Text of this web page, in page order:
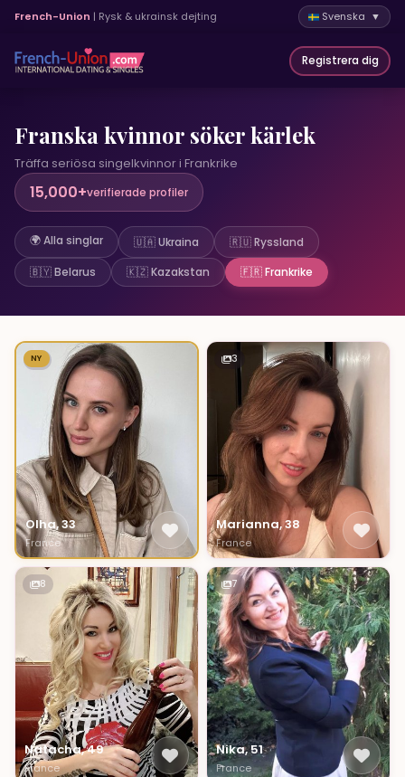
French-Union | Rysk & ukrainsk dejting Svenska ▼
Registrera dig
Franska kvinnor söker kärlek
Träffa seriösa singelkvinnor i Frankrike
15,000+verifierade profiler
🌍 Alla singlar 🇺🇦 Ukraina
🇷🇺 Ryssland
🇧🇾 Belarus
🇰🇿 Kazakstan 🇫🇷 Frankrike
1
NY
Olha, 33
France
3
Marianna, 38
France
8
Natacha, 49
France
7
Nika, 51
France